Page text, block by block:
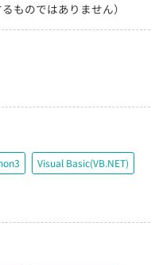
ものではありません）
Visual Basic(VB.NET)